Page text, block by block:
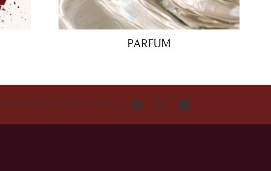
PARFUM
CONNECTEZ-VOUS AVEC NOUS